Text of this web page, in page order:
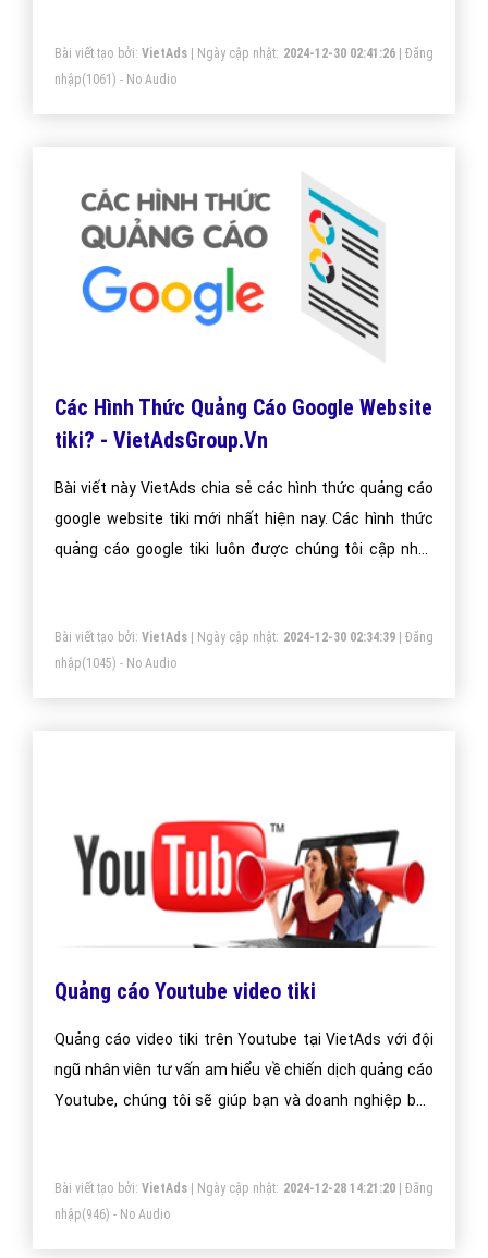
Bài viết tạo bởi: VietAds| Ngày cập nhật: 2024-12-30 02:41:26|Đăng
nhập(1061) - No Audio
Các Hình Thức Quảng Cáo Google Website
tiki? - VietAdsGroup.Vn
Bài viết này VietAds chia sẻ các hình thức quảng cáo
google website tiki mới nhất hiện nay. Các hình thức
quảng cáo google tiki luôn được chúng tôi cập nhật
Bài viết tạo bởi: VietAds| Ngày cập nhật: 2024-12-30 02:34:39|Đăng
nhập(1045) - No Audio
Quảng cáo Youtube video tiki
Quảng cáo video tiki trên Youtube tại VietAds với đội
ngũ nhân viên tư vấn am hiểu về chiến dịch quảng cáo
Youtube, chúng tôi sẽ giúp bạn và doanh nghiệp bạn
Bài viết tạo bởi: VietAds| Ngày cập nhật: 2024-12-28 14:21:20|Đăng
nhập(946) - No Audio